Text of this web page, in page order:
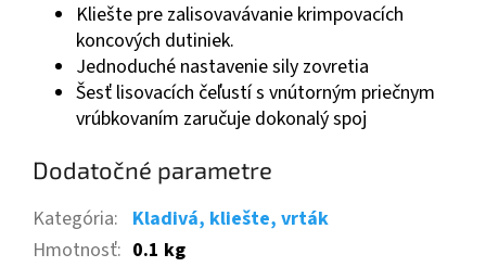
Kliešte pre zalisovavávanie krimpovacích
koncových dutiniek.
Jednoduché nastavenie sily zovretia
Šesť lisovacích čeľustí s vnútorným priečnym
vrúbkovaním zaručuje dokonalý spoj
Dodatočné parametre
Kategória: Kladivá, kliešte, vrták
Hmotnosť: 0.1 kg